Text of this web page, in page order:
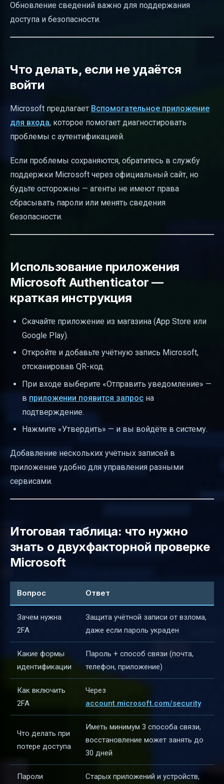
Обновление сведений важно для поддержания
доступа и безопасности.
Что делать, если не удаётся
войти
Microsoft предлагает Вспомогательное приложение
для входа, которое помогает диагностировать
проблемы с аутентификацией.
Если проблемы сохраняются, обратитесь в службу
поддержки Microsoft через официальный сайт, но
будьте осторожны — агенты не имеют права
сбрасывать пароли или менять сведения
безопасности.
Использование приложения
Microsoft Authenticator —
краткая инструкция
Скачайте приложение из магазина (App Store или
Google Play).
Откройте и добавьте учётную запись Microsoft,
отсканировав QR-код.
При входе выберите «Отправить уведомление» —
в приложении появится запрос на
подтверждение.
Нажмите «Утвердить» — и вы войдёте в систему.
Добавление нескольких учётных записей в
приложение удобно для управления разными
сервисами.
Итоговая таблица: что нужно
знать о двухфакторной проверке
Microsoft
Вопрос Ответ
Зачем нужна
2FA
Защита учётной записи от взлома,
даже если пароль украден
Какие формы
идентификации
Пароль + способ связи (почта,
телефон, приложение)
Как включить
2FA
Через
account.microsoft.com/security
Что делать при
потере доступа
Иметь минимум 3 способа связи,
восстановление может занять до
30 дней
Пароли
Старых приложений и устройств,